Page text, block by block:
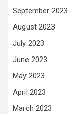
September 2023
August 2023
July 2023
June 2023
May 2023
April 2023
March 2023